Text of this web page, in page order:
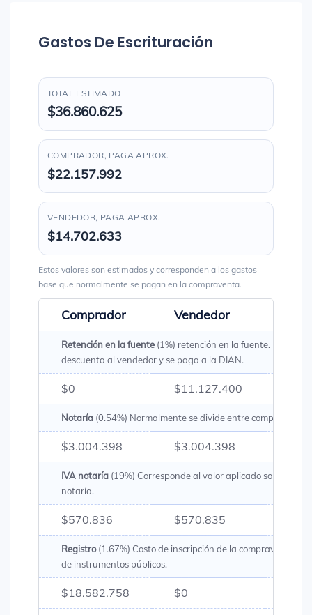
Gastos De Escrituración
TOTAL ESTIMADO
$36.860.625
COMPRADOR, PAGA APROX.
$22.157.992
VENDEDOR, PAGA APROX.
$14.702.633
Estos valores son estimados y corresponden a los gastos
base que normalmente se pagan en la compraventa.
Comprador Vendedor
Retención en la fuente (1%) retención en la fuente. Es un
descuenta al vendedor y se paga a la DIAN.
$0 $11.127.400
Notaría (0.54%) Normalmente se divide entre comprador y
$3.004.398 $3.004.398
IVA notaría (19%) Corresponde al valor aplicado sobre los
notaría.
$570.836 $570.835
Registro(1.67%) Costo de inscripción de la compraventa en
de instrumentos públicos.
$18.582.758 $0